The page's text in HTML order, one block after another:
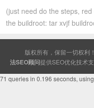
(just need do the steps,
the buildroot: tar xvjf
版权所有，保留一切权利
法SEO顾问提供SEO优化技术
71 queries in 0.196 seconds,